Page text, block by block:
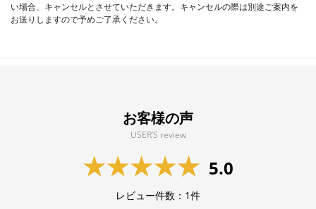
い場合、キャンセルとさせていただきます。キャンセルの際は別途ご案内を
お送りしますので予めご了承ください。
お客様の声
USER’S review
5.0
レビュー件数： 1件